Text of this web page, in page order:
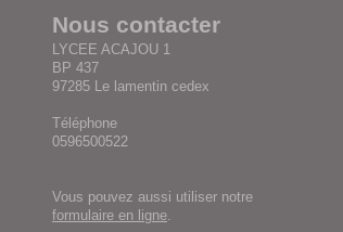
Nous contacter
LYCEE ACAJOU 1
BP 437
97285 Le lamentin cedex
Téléphone
0596500522
Vous pouvez aussi utiliser notre
formulaire en ligne.